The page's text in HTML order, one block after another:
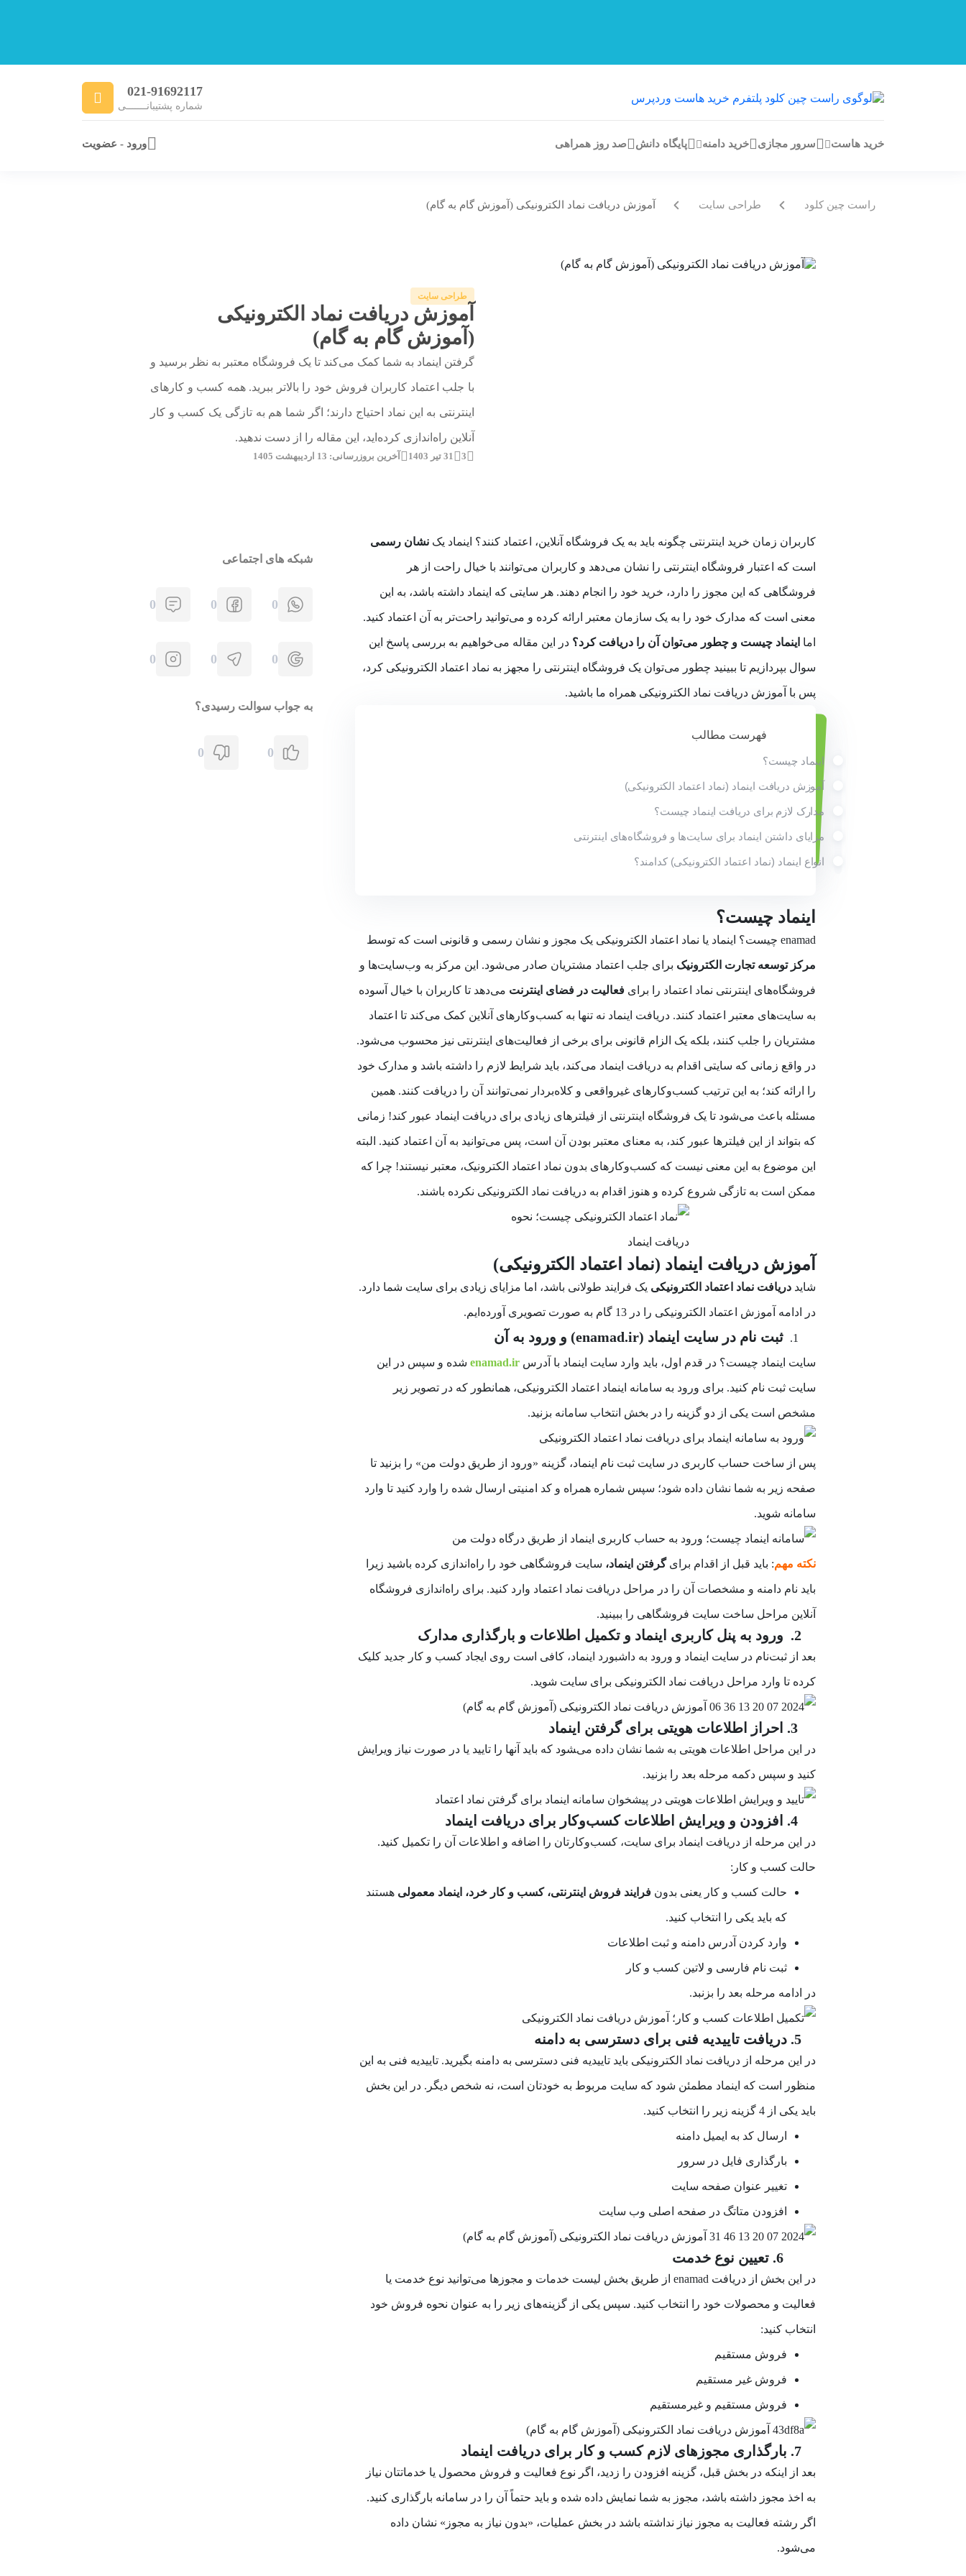
021-91692117
شماره پشتیبانـــــــی
خرید هاست سرور مجازی خرید دامنه پایگاه دانش صد روز همراهی ورود - عضویت
راست چین کلود طراحی سایت آموزش دریافت نماد الکترونیکی (آموزش گام به گام)
طراحی سایت
آموزش دریافت نماد الکترونیکی
(آموزش گام به گام)
گرفتن اینماد به شما کمک می‌کند تا یک فروشگاه معتبر به نظر برسید و
با جلب اعتماد کاربران فروش خود را بالاتر ببرید. همه کسب و کارهای
اینترنتی به این نماد احتیاج دارند؛ اگر شما هم به تازگی یک کسب و کار
آنلاین راه‌اندازی کرده‌اید، این مقاله را از دست ندهید.
3 31 تیر 1403 آخرین بروزرسانی: 13 اردیبهشت 1405
کاربران زمان خرید اینترنتی چگونه باید به یک فروشگاه آنلاین، اعتماد کنند؟ اینماد یک نشان رسمی
است که اعتبار فروشگاه اینترنتی را نشان می‌دهد و کاربران می‌توانند با خیال راحت از هر
فروشگاهی که این مجوز را دارد، خرید خود را انجام دهند. هر سایتی که اینماد داشته باشد، به این
معنی است که مدارک خود را به یک سازمان معتبر ارائه کرده و می‌توانید راحت‌تر به آن اعتماد کنید.
اما اینماد چیست و چطور می‌توان آن را دریافت کرد؟ در این مقاله می‌خواهیم به بررسی پاسخ این
سوال بپردازیم تا ببینید چطور می‌توان یک فروشگاه اینترنتی را مجهز به نماد اعتماد الکترونیکی کرد،
پس با آموزش دریافت نماد الکترونیکی همراه ما باشید.
فهرست مطالب
اینماد چیست؟
آموزش دریافت اینماد (نماد اعتماد الکترونیکی)
مدارک لازم برای دریافت اینماد چیست؟
مزایای داشتن اینماد برای سایت‌ها و فروشگاه‌های اینترنتی
انواع اینماد (نماد اعتماد الکترونیکی) کدامند؟
اینماد چیست؟
enamad چیست؟ اینماد یا نماد اعتماد الکترونیکی یک مجوز و نشان رسمی و قانونی است که توسط
مرکز توسعه تجارت الکترونیک برای جلب اعتماد مشتریان صادر می‌شود. این مرکز به وب‌سایت‌ها و
فروشگاه‌های اینترنتی نماد اعتماد را برای فعالیت در فضای اینترنت می‌دهد تا کاربران با خیال آسوده
به سایت‌های معتبر اعتماد کنند. دریافت اینماد نه تنها به کسب‌وکارهای آنلاین کمک می‌کند تا اعتماد
مشتریان را جلب کنند، بلکه یک الزام قانونی برای برخی از فعالیت‌های اینترنتی نیز محسوب می‌شود.
در واقع زمانی که سایتی اقدام به دریافت اینماد می‌کند، باید شرایط لازم را داشته باشد و مدارک خود
را ارائه کند؛ به این ترتیب کسب‌وکارهای غیرواقعی و کلاه‌بردار نمی‌توانند آن را دریافت کنند. همین
مسئله باعث می‌شود تا یک فروشگاه اینترنتی از فیلترهای زیادی برای دریافت اینماد عبور کند! زمانی
که بتواند از این فیلترها عبور کند، به معنای معتبر بودن آن است، پس می‌توانید به آن اعتماد کنید. البته
این موضوع به این معنی نیست که کسب‌وکارهای بدون نماد اعتماد الکترونیک، معتبر نیستند! چرا که
ممکن است به تازگی شروع کرده و هنوز اقدام به دریافت نماد الکترونیکی نکرده باشند.
آموزش دریافت اینماد (نماد اعتماد الکترونیکی)
شاید دریافت نماد اعتماد الکترونیکی یک فرایند طولانی باشد، اما مزایای زیادی برای سایت شما دارد.
در ادامه آموزش اعتماد الکترونیکی را در 13 گام به صورت تصویری آورده‌ایم.
ثبت نام در سایت اینماد (enamad.ir) و ورود به آن
سایت اینماد چیست؟ در قدم اول، باید وارد سایت اینماد با آدرس شده و سپس در این
سایت ثبت نام کنید. برای ورود به سامانه اینماد اعتماد الکترونیکی، همانطور که در تصویر زیر
مشخص است یکی از دو گزینه را در بخش انتخاب سامانه بزنید.
پس از ساخت حساب کاربری در سایت ثبت نام اینماد، گزینه «ورود از طریق دولت من» را بزنید تا
صفحه زیر به شما نشان داده شود؛ سپس شماره همراه و کد امنیتی ارسال شده را وارد کنید تا وارد
سامانه شوید.
نکته مهم: باید قبل از اقدام برایگرفتن اینماد، سایت فروشگاهی خود را راه‌اندازی کرده باشید زیرا
باید نام دامنه و مشخصات آن را در مراحل دریافت نماد اعتماد وارد کنید. برای راه‌اندازی فروشگاه
آنلاین مراحل ساخت سایت فروشگاهی را ببینید.
بعد از ثبت‌نام در سایت اینماد و ورود به داشبورد اینماد، کافی است روی ایجاد کسب و کار جدید کلیک
کرده تا وارد مراحل دریافت نماد الکترونیکی برای سایت شوید.
در این مراحل اطلاعات هویتی به شما نشان داده می‌‍شود که باید آنها را تایید یا در صورت نیاز ویرایش
کنید و سپس دکمه مرحله بعد را بزنید.
در این مرحله از دریافت اینماد برای سایت، کسب‌وکارتان را اضافه و اطلاعات آن را تکمیل کنید.
حالت کسب و کار:
حالت کسب و کار یعنی بدون فرایند فروش اینترنتی، کسب و کار خرد، اینماد معمولی هستند
که باید یکی را انتخاب کنید.
وارد کردن آدرس دامنه و ثبت اطلاعات
ثبت نام فارسی و لاتین کسب و کار
در ادامه مرحله بعد را بزنبد.
در این مرحله از دریافت نماد الکترونیکی باید تاییدیه فنی دسترسی به دامنه بگیرید. تاییدیه فنی به این
منظور است که اینماد مطمئن شود که سایت مربوط به خودتان است، نه شخص دیگر. در این بخش
باید یکی از 4 گزینه زیر را انتخاب کنید.
ارسال کد به ایمیل دامنه
بارگذاری فایل در سرور
تغییر عنوان صفحه سایت
افزودن متاتگ در صفحه اصلی وب سایت
در این بخش از دریافت enamad از طریق بخش لیست خدمات و مجوزها می‌توانید نوع خدمت یا
فعالیت و محصولات خود را انتخاب کنید. سپس یکی از گزینه‌های زیر را به عنوان نحوه فروش خود
انتخاب کنید:
فروش مستقیم
فروش غیر مستقیم
فروش مستقیم و غیرمستقیم
بعد از اینکه در بخش قبل، گزینه افزودن را زدید، اگر نوع فعالیت و فروش محصول یا خدماتتان نیاز
به اخذ مجوز داشته باشد، مجوز به شما نمایش داده شده و باید حتماً آن را در سامانه بارگذاری کنید.
اگر رشته فعالیت به مجوز نیاز نداشته باشد در بخش عملیات، «بدون نیاز به مجوز» نشان داده
می‌شود.
شبکه های اجتماعی
0
0
0
0
0
0
به جواب سوالت رسیدی؟
0
0